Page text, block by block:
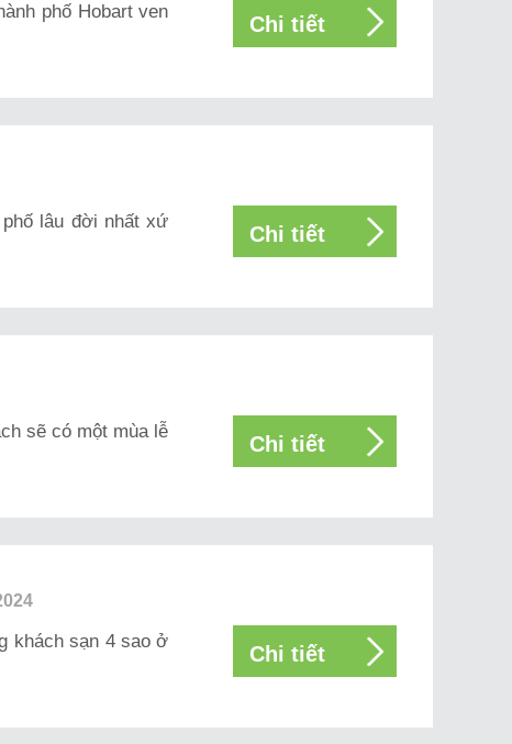
phố Hobart ven
Chi tiết
lâu đời nhất xứ
Chi tiết
sẽ có một mùa lễ
Chi tiết
khách sạn 4 sao ở
Chi tiết